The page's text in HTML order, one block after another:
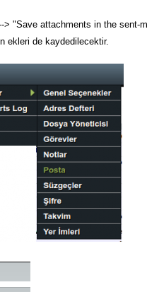
> "Save attachments in the sent-
ekleri de kaydedilecektir.